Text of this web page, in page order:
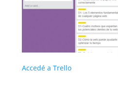
Accedé a Trello